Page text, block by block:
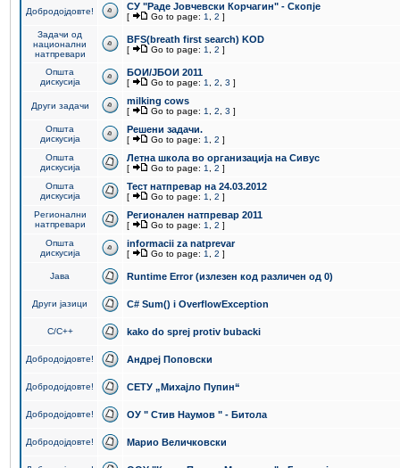
Добродојдовте! СУ "Раде Јовчевски Корчагин" - Скопје
[ Go to page: 1 2 ]
Задачи од
национални
натпревари
BFS(breath first search) KOD
[ Go to page: 1 2 ]
Општа
дискусија
БОИ/ЈБОИ 2011
[ Go to page: 1 2 3 ]
Други задачи milking cows
[ Go to page: 1 2 3 ]
Општа
дискусија
Решени задачи.
[ Go to page: 1 2 ]
Општа
дискусија
Летна школа во организација на Сивус
[ Go to page: 1 2 ]
Општа
дискусија
Тест натпревар на 24.03.2012
[ Go to page: 1 2 ]
Регионални
натпревари
Регионален натпревар 2011
[ Go to page: 1 2 ]
Општа
дискусија
informacii za natprevar
[ Go to page: 1 2 ]
Јава Runtime Error (излезен код различен од 0)
Други јазици C# Sum() i OverflowException
C/C++ kako do sprej protiv bubacki
Добродојдовте! Андреј Поповски
Добродојдовте! СЕТУ „Михајло Пупин“
Добродојдовте! ОУ " Стив Наумов " - Битола
Добродојдовте! Марио Величковски